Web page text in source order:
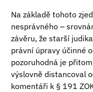
Na základě tohoto
nesprávného –
závěru, že starší
právní úpravy účinné
pozoruhodná je
výslovně distancoval
komentáři k § 191